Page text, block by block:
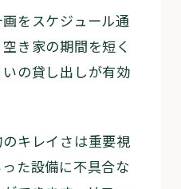
をスケジュール通
き家の期間を短く
の貸し出しが有効
キレイさは重要視
た設備に不具合な